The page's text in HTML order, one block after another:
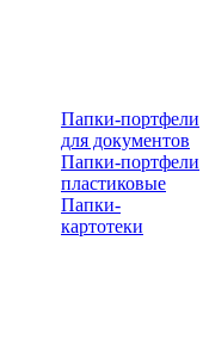
Папки-портфели
для документов
Папки-портфели
пластиковые
Папки-
картотеки